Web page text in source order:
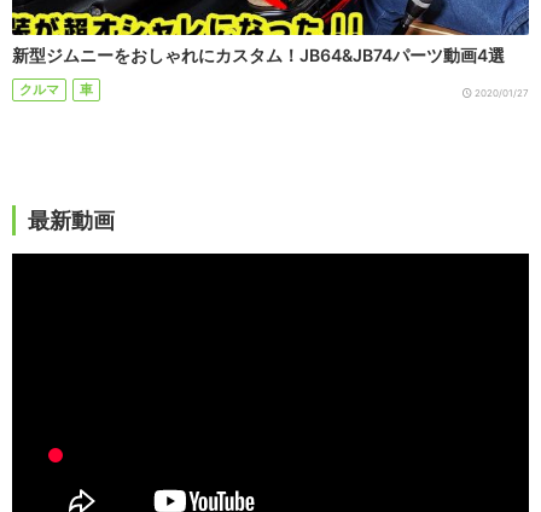
新型ジムニーをおしゃれにカスタム！JB64&JB74パーツ動画4選
クルマ 車 2020/01/27
最新動画